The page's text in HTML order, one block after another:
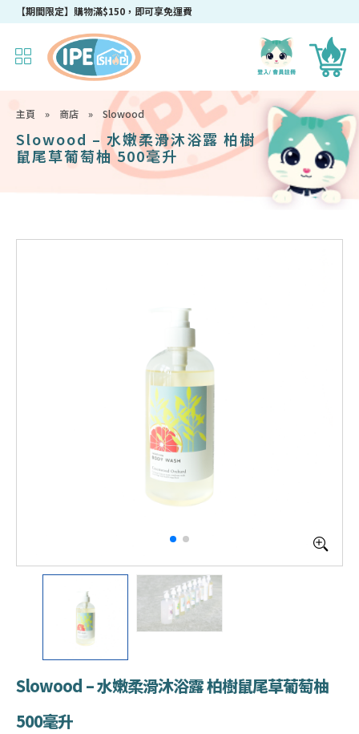
【期間限定】購物滿$150，即可享免運費
主頁 » 商店 » Slowood
Slowood – 水嫩柔滑沐浴露 柏樹
鼠尾草葡萄柚 500毫升
Slowood – 水嫩柔滑沐浴露 柏樹鼠尾草葡萄柚
500毫升